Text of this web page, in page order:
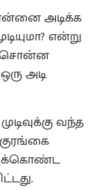
அடிக்க
என்று
சொன்ன
அடி
வந்த
குரங்கை